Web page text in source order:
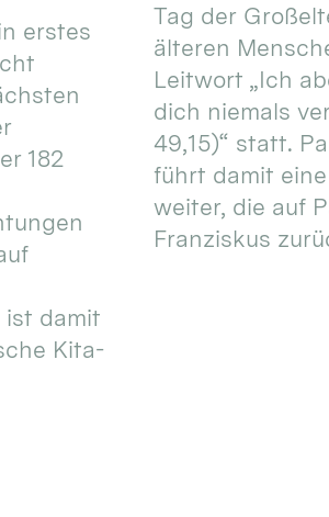
erstes
182
ist damit
Kita-
Tag der
älteren
Leitwort „Ich
dich niemals
49,15)“ statt.
führt damit
weiter, die auf
Franziskus